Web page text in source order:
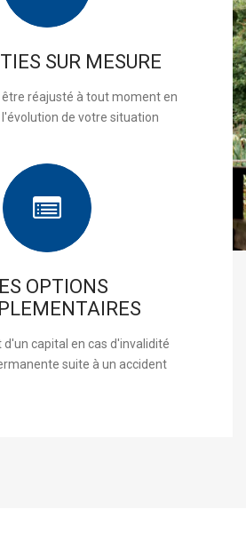
SUR MESURE
être réajusté à tout moment en
de votre situation
OPTIONS
d'un capital en cas d'invalidité
suite à un accident